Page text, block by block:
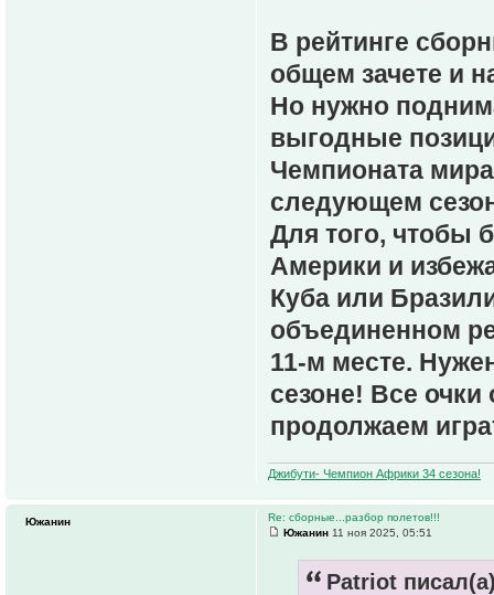
В рейтинге
общем зачете и
Но нужно
выгодные
Чемпионата
следующем
Для того, чтобы
Америки и
Куба или
объединенном
11-м месте.
сезоне! Все
продолжаем
Джибути- Чемпион Африки 34 сезона!
Re: сборные...разбор полетов!!!
Южанин 11 ноя 2025, 05:51
Patriot
Южанин